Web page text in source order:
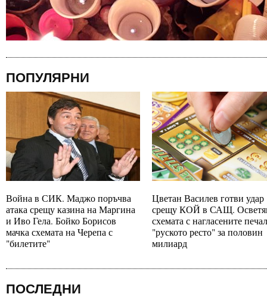
ПОПУЛЯРНИ
Война в СИК. Маджо поръчва
атака срещу казина на Маргина
и Иво Гела. Бойко Борисов
мачка схемата на Черепа с
"билетите"
Цветан Василев готви удар
срещу КОЙ в САЩ.
схемата с нагласените
"руското ресто" за половин
милиард
ПОСЛЕДНИ